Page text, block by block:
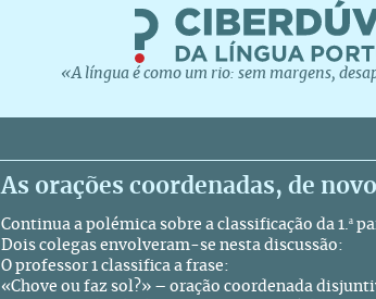
«A língua é como um rio: sem margens,
As orações coordenadas, de novo
Continua a polémica sobre a classificação da 1.ª
Dois colegas envolveram-se nesta discussão:
O professor 1 classifica a frase:
«Chove ou faz sol?» – oração coordenada